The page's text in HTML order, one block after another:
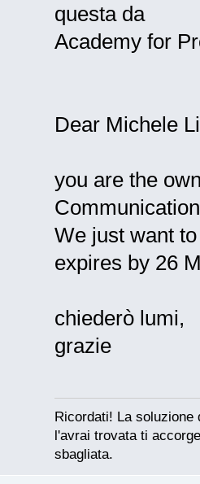
questa da
Academy for
Dear Michele
you are the
We just want
expires by 26
chiederò lumi,
grazie
Ricordati! La soluzione
l'avrai trovata ti
sbagliata.